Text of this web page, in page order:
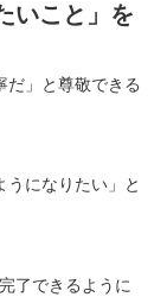
いこと」を
だ」と尊敬できる
うになりたい」と
了できるように